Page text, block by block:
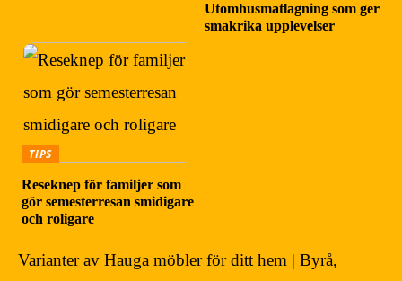
Utomhusmatlagning som ger
smakrika upplevelser
TIPS
Reseknep för familjer som
gör semesterresan smidigare
och roligare
Varianter av Hauga möbler för ditt hem | Byrå,